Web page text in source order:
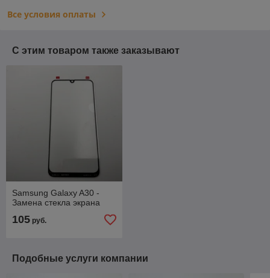
Все условия оплаты
С этим товаром также заказывают
Samsung Galaxy A30 -
Замена стекла экрана
105 руб.
Подобные услуги компании